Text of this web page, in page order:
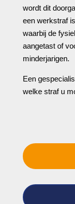
wordt dit
een werkstraf
waarbij de
aangetast of
minderjarigen.
Een
welke straf u